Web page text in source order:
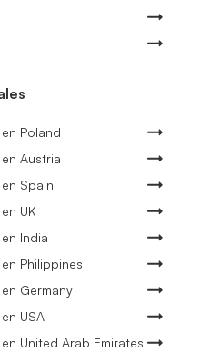
Poland
Austria
Spain
UK
India
Philippines
Germany
USA
United Arab Emirates